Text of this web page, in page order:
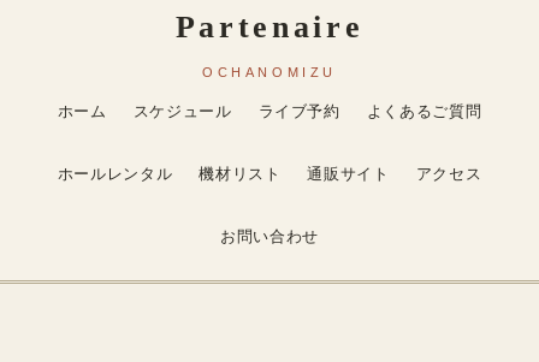
ホーム スケジュール ライブ予約 よくあるご質問
ホールレンタル 機材リスト 通販サイト アクセス
お問い合わせ